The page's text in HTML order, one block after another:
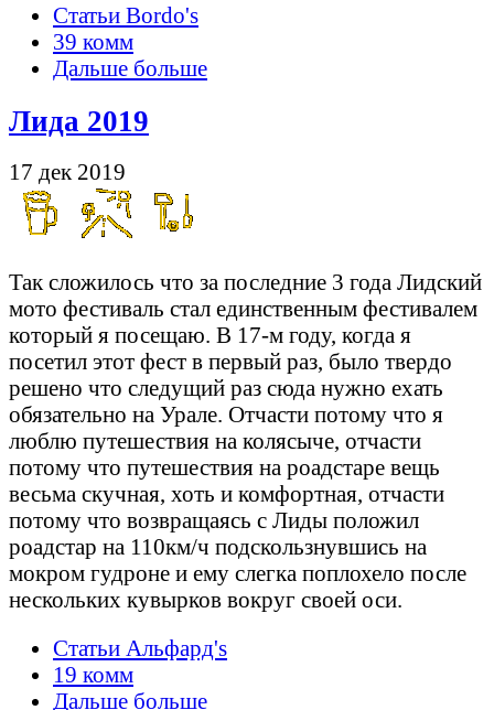
Статьи Bordo's
39 комм
Дальше больше
Лида 2019
17 дек 2019
Так сложилось что за последние 3 года Лидский
мото фестиваль стал единственным фестивалем
который я посещаю. В 17-м году, когда я
посетил этот фест в первый раз, было твердо
решено что следущий раз сюда нужно ехать
обязательно на Урале. Отчасти потому что я
люблю путешествия на колясыче, отчасти
потому что путешествия на роадстаре вещь
весьма скучная, хоть и комфортная, отчасти
потому что возвращаясь с Лиды положил
роадстар на 110км/ч подскользнувшись на
мокром гудроне и ему слегка поплохело после
нескольких кувырков вокруг своей оси.
Статьи Альфард's
19 комм
Дальше больше